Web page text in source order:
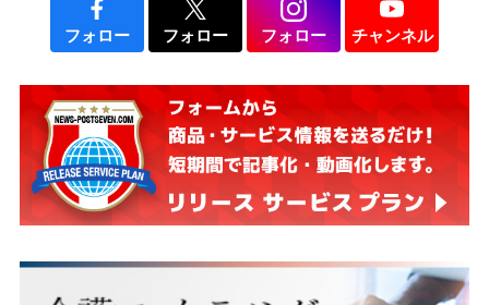
フォロー フォロー フォロー チャンネル